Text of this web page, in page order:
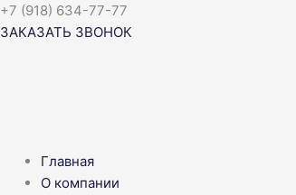
Перейти
к
+7 (918) 634-77-77
ЗАКАЗАТЬ ЗВОНОК
Главная
О компании